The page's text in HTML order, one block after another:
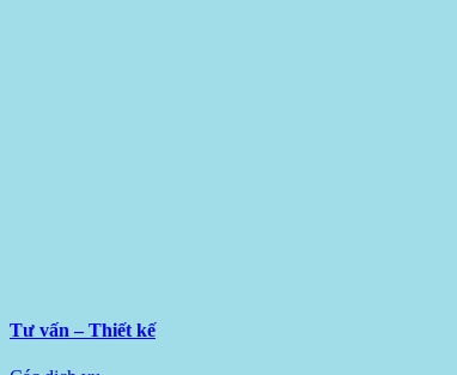
Tư vấn – Thiết kế